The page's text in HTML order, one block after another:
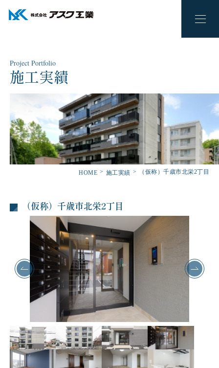
Project Portfolio
施工実績
HOME 施工実績 （仮称）千歳市北栄2丁目
（仮称）千歳市北栄2丁目